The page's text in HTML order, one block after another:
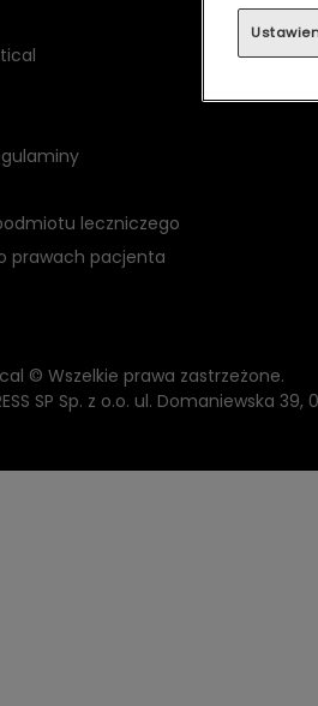
leczniczego
prawach pacjenta
© Wszelkie prawa zastrzeżone.
SP Sp. z o.o. ul. Domaniewska